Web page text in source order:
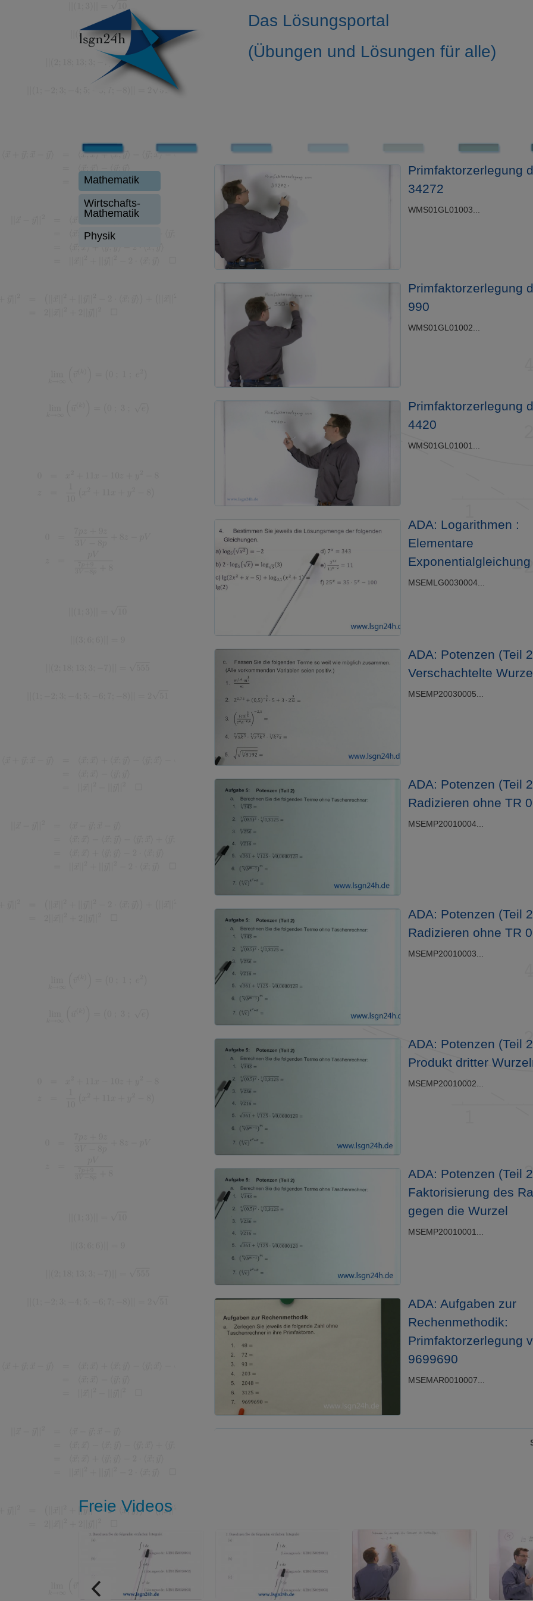
Das Lösungsportal
(Übungen und Lösungen für alle)
Mathematik
Wirtschafts-
Mathematik
Physik
Primfaktorzerlegung
34272
WMS01GL01003...
Primfaktorzerlegung
990
WMS01GL01002...
Primfaktorzerlegung
4420
WMS01GL01001...
ADA: Logarithmen :
Elementare
Exponentialgleichung
MSEMLG0030004...
ADA: Potenzen (Teil
Verschachtelte
MSEMP20030005...
ADA: Potenzen (Teil
Radizieren ohne TR
MSEMP20010004...
ADA: Potenzen (Teil
Radizieren ohne TR
MSEMP20010003...
ADA: Potenzen (Teil
Produkt dritter
MSEMP20010002...
ADA: Potenzen (Teil
Faktorisierung des
gegen die Wurzel
MSEMP20010001...
ADA: Aufgaben zur
Rechenmethodik:
Primfaktorzerlegung
9699690
MSEMAR0010007...
Freie Videos